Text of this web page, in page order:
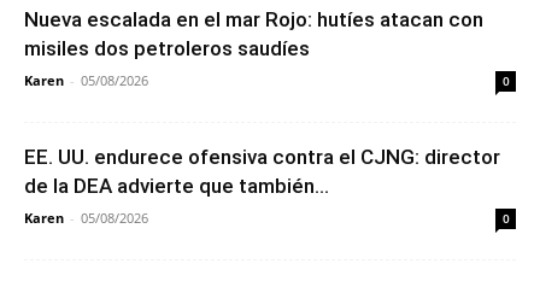
Nueva escalada en el mar Rojo: hutíes atacan con
misiles dos petroleros saudíes
Karen - 05/08/2026 0
EE. UU. endurece ofensiva contra el CJNG: director
de la DEA advierte que también...
Karen - 05/08/2026 0